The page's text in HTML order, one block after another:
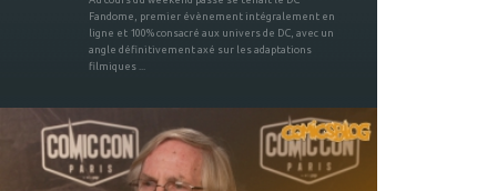
Fandome, premier évènement intégralement en
ligne et 100% consacré aux univers de DC, avec un
angle définitivement axé sur les adaptations
filmiques ...